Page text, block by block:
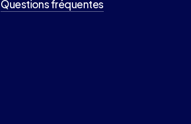
Questions fréquentes